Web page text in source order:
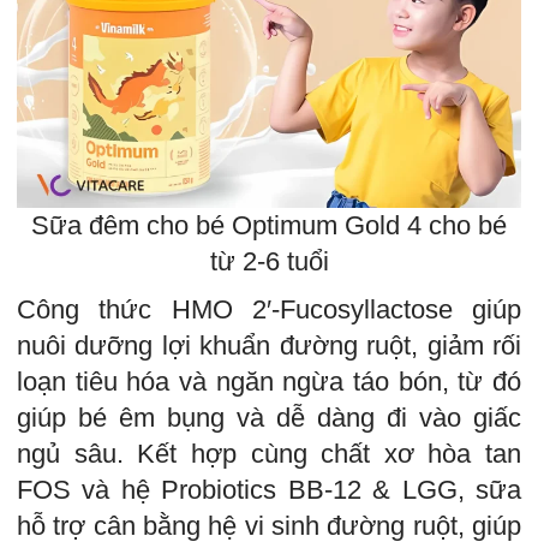
Sữa đêm cho bé Optimum Gold 4 cho bé
từ 2-6 tuổi
Công thức HMO 2′-Fucosyllactose giúp
nuôi dưỡng lợi khuẩn đường ruột, giảm rối
loạn tiêu hóa và ngăn ngừa táo bón, từ đó
giúp bé êm bụng và dễ dàng đi vào giấc
ngủ sâu. Kết hợp cùng chất xơ hòa tan
FOS và hệ Probiotics BB-12 & LGG, sữa
hỗ trợ cân bằng hệ vi sinh đường ruột, giúp